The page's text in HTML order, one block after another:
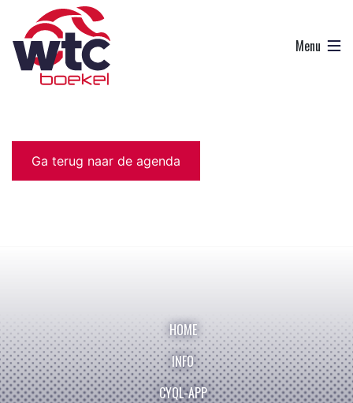
Ga terug naar de agenda
HOME
INFO
CYQL-APP